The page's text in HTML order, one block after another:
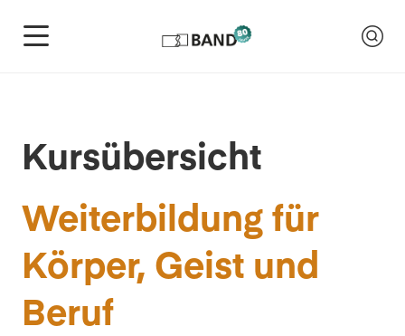
Kursübersicht
Weiterbildung für
Körper, Geist und
Beruf